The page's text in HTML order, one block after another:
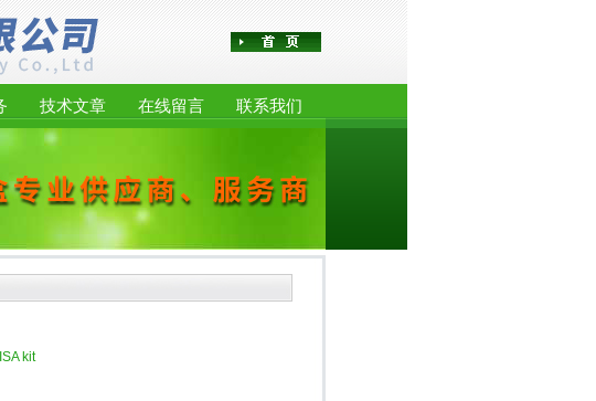
技术文章 在线留言 联系我们
kit